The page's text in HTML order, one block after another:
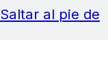
Saltar al pie de